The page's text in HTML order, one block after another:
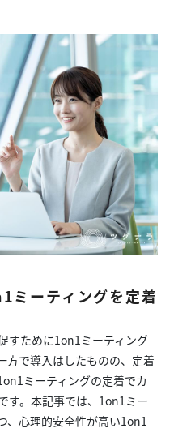
ミーティングを定着
すために1on1ミーティング
方で導入はしたものの、定着
ミーティングの定着でカ
す。本記事では、1on1ミー
、心理的安全性が高い1on1